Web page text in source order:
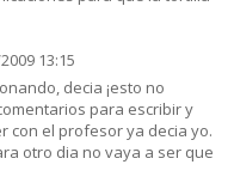
13:15
decia ¡esto no
para escribir y
con el profesor ya decia yo.
otro dia no vaya a ser que